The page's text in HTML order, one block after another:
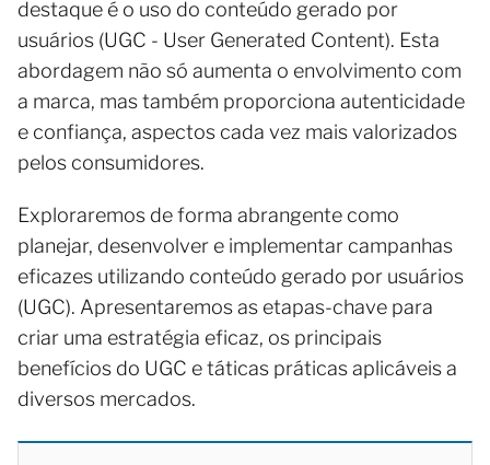
destaque é o uso do conteúdo gerado por
usuários (UGC - User Generated Content). Esta
abordagem não só aumenta o envolvimento com
a marca, mas também proporciona autenticidade
e confiança, aspectos cada vez mais valorizados
pelos consumidores.
Exploraremos de forma abrangente como
planejar, desenvolver e implementar campanhas
eficazes utilizando conteúdo gerado por usuários
(UGC). Apresentaremos as etapas-chave para
criar uma estratégia eficaz, os principais
benefícios do UGC e táticas práticas aplicáveis a
diversos mercados.